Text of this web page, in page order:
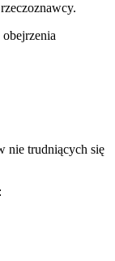
nie trudniących się